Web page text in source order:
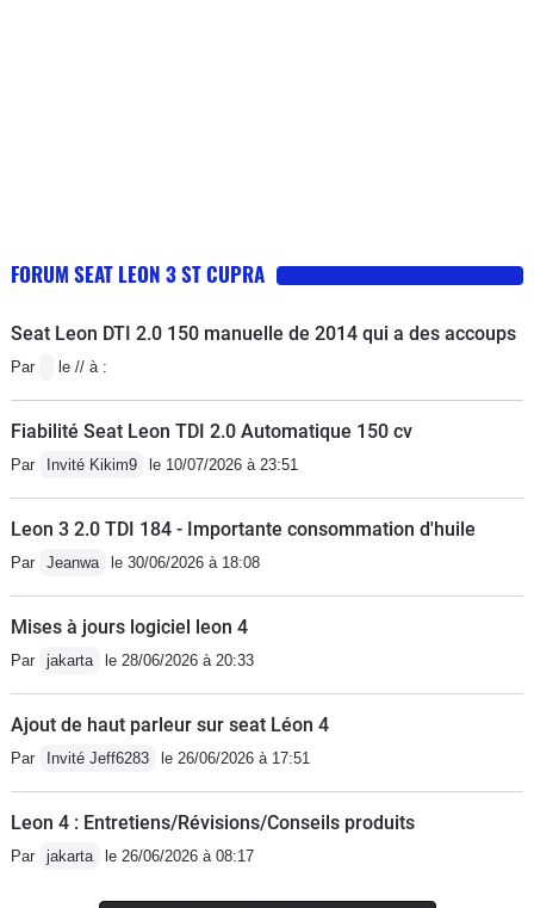
FORUM SEAT LEON 3 ST CUPRA
Seat Leon DTI 2.0 150 manuelle de 2014 qui a des accoups
Par le // à :
Fiabilité Seat Leon TDI 2.0 Automatique 150 cv
Par Invité Kikim9 le 10/07/2026 à 23:51
Leon 3 2.0 TDI 184 - Importante consommation d'huile
Par Jeanwa le 30/06/2026 à 18:08
Mises à jours logiciel leon 4
Par jakarta le 28/06/2026 à 20:33
Ajout de haut parleur sur seat Léon 4
Par Invité Jeff6283 le 26/06/2026 à 17:51
Leon 4 : Entretiens/Révisions/Conseils produits
Par jakarta le 26/06/2026 à 08:17